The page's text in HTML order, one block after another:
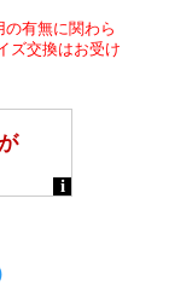
の有無に関わら
ズ交換はお受け